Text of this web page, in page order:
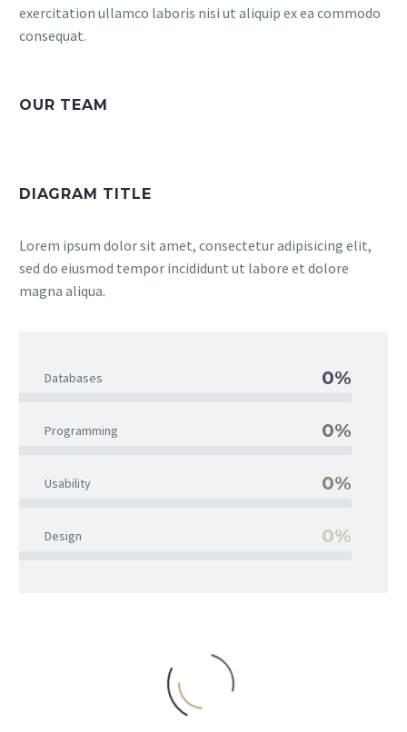
exercitation ullamco laboris nisi ut aliquip ex ea commodo
consequat.
OUR TEAM
DIAGRAM TITLE
Lorem ipsum dolor sit amet, consectetur adipisicing elit,
sed do eiusmod tempor incididunt ut labore et dolore
magna aliqua.
Databases 0%
Programming 0%
Usability 0%
Design 0%